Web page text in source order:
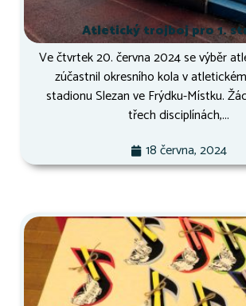
Atletický trojboj pro 1.
Ve čtvrtek 20. června 2024 se výběr
zúčastnil okresního kola v
stadionu Slezan ve Frýdku-Místku.
třech disciplínách,...
18 června, 2024